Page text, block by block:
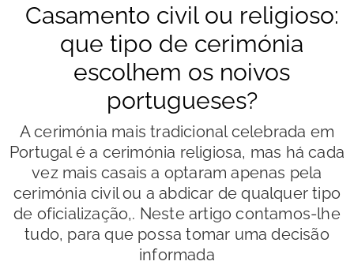
Casamento civil ou religioso:
que tipo de cerimónia
escolhem os noivos
portugueses?
A cerimónia mais tradicional celebrada em
Portugal é a cerimónia religiosa, mas há cada
vez mais casais a optaram apenas pela
cerimónia civil ou a abdicar de qualquer tipo
de oficialização,. Neste artigo contamos-lhe
tudo, para que possa tomar uma decisão
informada